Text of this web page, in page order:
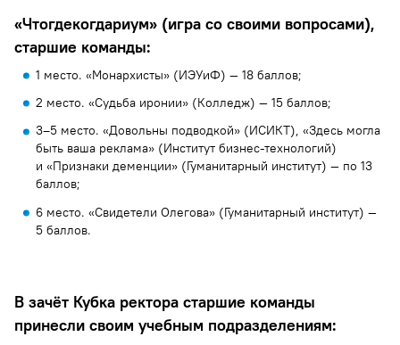
«Чтогдекогдариум» (игра со своими вопросами),
старшие команды:
1 место. «Монархисты» (ИЭУиФ) — 18 баллов;
2 место. «Судьба иронии» (Колледж) — 15 баллов;
3–5 место. «Довольны подводкой» (ИСИКТ), «Здесь могла
быть ваша реклама» (Институт бизнес-технологий)
и «Признаки деменции» (Гуманитарный институт) — по 13
баллов;
6 место. «Свидетели Олегова» (Гуманитарный институт) —
5 баллов.
В зачёт Кубка ректора старшие команды
принесли своим учебным подразделениям: